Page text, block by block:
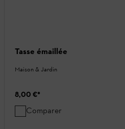
Tasse émaillée
Maison & Jardin
8,00 €*
Comparer